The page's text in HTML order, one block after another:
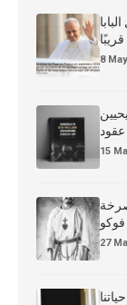
قريبًا
8
عقود
15
27